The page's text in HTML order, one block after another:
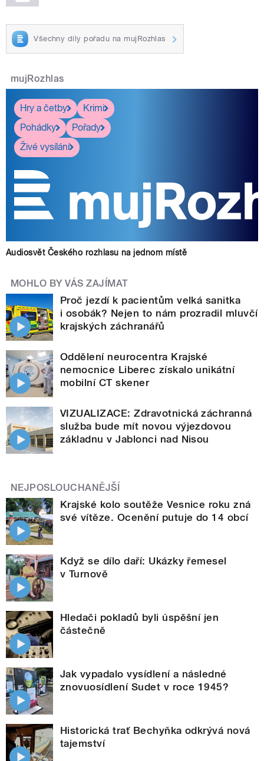
Všechny díly pořadu na mujRozhlas
mujRozhlas
Hry a četby
Krimi
Pohádky
Pořady
Živé vysílání
Audiosvět Českého rozhlasu na jednom místě
MOHLO BY VÁS ZAJÍMAT
Proč jezdí k pacientům velká sanitka
i osobák? Nejen to nám prozradil mluvčí
krajských záchranářů
Oddělení neurocentra Krajské
nemocnice Liberec získalo unikátní
mobilní CT skener
VIZUALIZACE: Zdravotnická záchranná
služba bude mít novou výjezdovou
základnu v Jablonci nad Nisou
NEJPOSLOUCHANĚJŠÍ
Krajské kolo soutěže Vesnice roku zná
své vítěze. Ocenění putuje do 14 obcí
Když se dílo daří: Ukázky řemesel
v Turnově
Hledači pokladů byli úspěšní jen
částečně
Jak vypadalo vysídlení a následné
znovuosídlení Sudet v roce 1945?
Historická trať Bechyňka odkrývá nová
tajemství